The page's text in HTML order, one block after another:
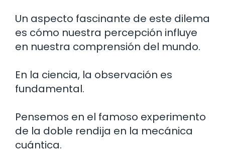
Un aspecto fascinante de este dilema
es cómo nuestra percepción influye
en nuestra comprensión del mundo.
En la ciencia, la observación es
fundamental.
Pensemos en el famoso experimento
de la doble rendija en la mecánica
cuántica.